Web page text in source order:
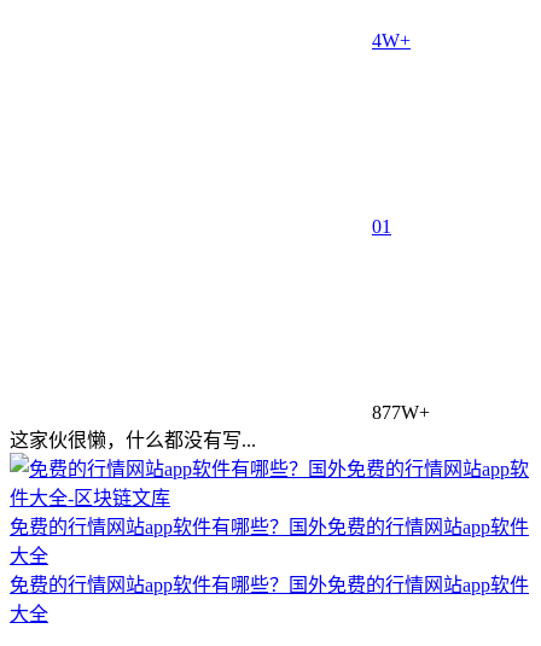
4W+
01
877W+
这家伙很懒，什么都没有写...
免费的行情网站app软件有哪些？国外免费的行情网站app软件
大全
免费的行情网站app软件有哪些？国外免费的行情网站app软件
大全